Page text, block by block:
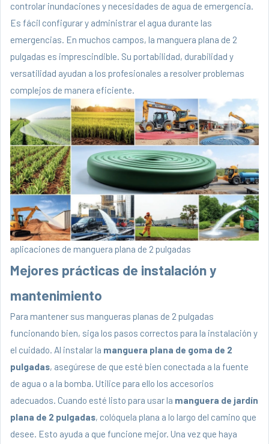
controlar inundaciones y necesidades de agua de emergencia.
Es fácil configurar y administrar el agua durante las
emergencias. En muchos campos, la manguera plana de 2
pulgadas es imprescindible. Su portabilidad, durabilidad y
versatilidad ayudan a los profesionales a resolver problemas
complejos de manera eficiente.
aplicaciones de manguera plana de 2 pulgadas
Mejores prácticas de instalación y
mantenimiento
Para mantener sus mangueras planas de 2 pulgadas
funcionando bien, siga los pasos correctos para la instalación y
el cuidado. Al instalar la manguera plana de goma de 2
pulgadas, asegúrese de que esté bien conectada a la fuente
de agua o a la bomba. Utilice para ello los accesorios
adecuados. Cuando esté listo para usar la manguera de jardín
plana de 2 pulgadas, colóquela plana a lo largo del camino que
desee. Esto ayuda a que funcione mejor. Una vez que haya